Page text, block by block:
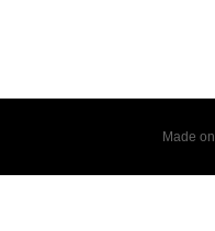
Made on